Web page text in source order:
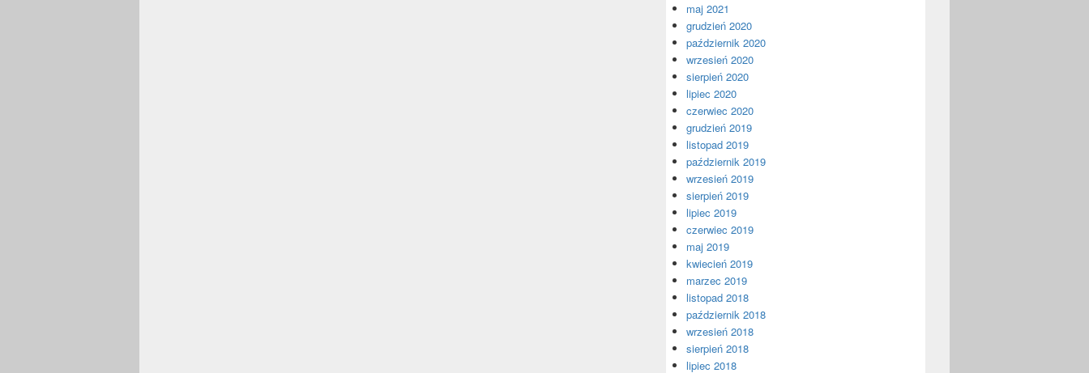
maj 2021
grudzień 2020
październik 2020
wrzesień 2020
sierpień 2020
lipiec 2020
czerwiec 2020
grudzień 2019
listopad 2019
październik 2019
wrzesień 2019
sierpień 2019
lipiec 2019
czerwiec 2019
maj 2019
kwiecień 2019
marzec 2019
listopad 2018
październik 2018
wrzesień 2018
sierpień 2018
lipiec 2018